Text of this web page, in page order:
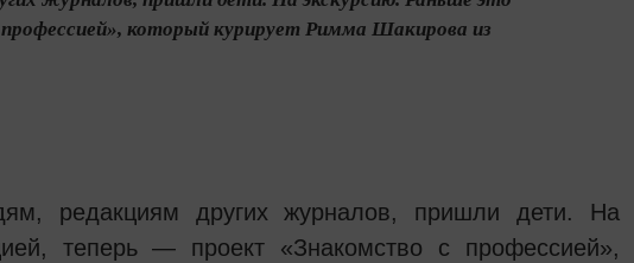
который курирует Римма Шакирова из
редакциям других журналов, пришли дети. На
теперь — проект «Знакомство с профессией»,